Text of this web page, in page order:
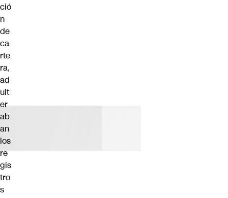
ció
n
de
ca
rte
ra,
ad
ult
er
ab
an
los
re
gis
tro
s